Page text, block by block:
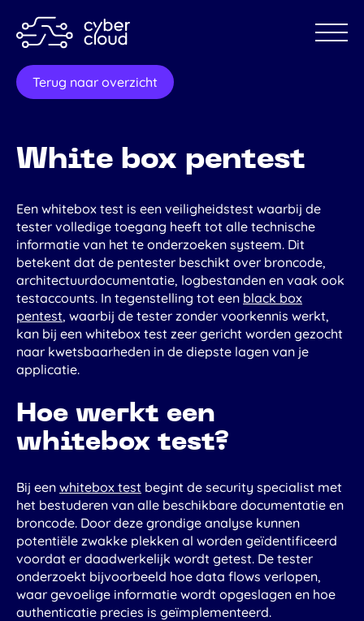
White box pentest
Grey box pentest
Security awareness
Branches
Gemeenten
MSP
Over ons
Blog
Kennisbank
Vacatures
Inloggen
Nederlands
Terug naar overzicht
White box pentest
Een whitebox test is een veiligheidstest waarbij de
tester volledige toegang heeft tot alle technische
informatie van het te onderzoeken systeem. Dit
betekent dat de pentester beschikt over broncode,
architectuurdocumentatie, logbestanden en vaak ook
testaccounts. In tegenstelling tot een black box
pentest, waarbij de tester zonder voorkennis werkt,
kan bij een whitebox test zeer gericht worden gezocht
naar kwetsbaarheden in de diepste lagen van je
applicatie.
Hoe werkt een
whitebox test?
Bij een whitebox test begint de security specialist met
het bestuderen van alle beschikbare documentatie en
broncode. Door deze grondige analyse kunnen
potentiële zwakke plekken al worden geïdentificeerd
voordat er daadwerkelijk wordt getest. De tester
onderzoekt bijvoorbeeld hoe data flows verlopen,
waar gevoelige informatie wordt opgeslagen en hoe
authenticatie precies is geïmplementeerd.